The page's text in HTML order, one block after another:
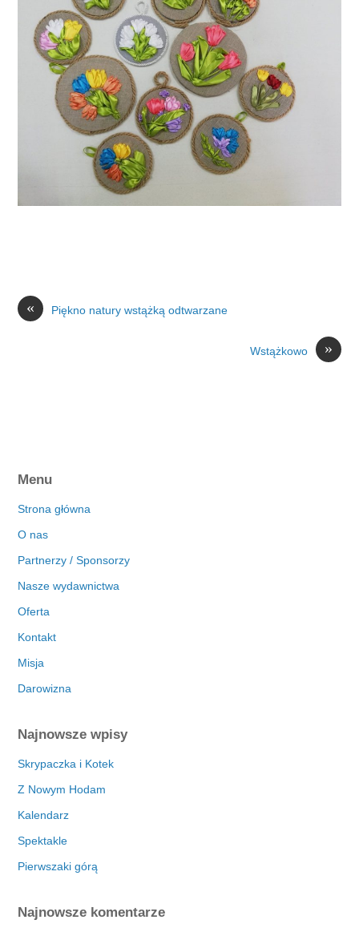
« Piękno natury wstążką odtwarzane
»
Wstążkowo
Menu
Strona główna
O nas
Partnerzy / Sponsorzy
Nasze wydawnictwa
Oferta
Kontakt
Misja
Darowizna
Najnowsze wpisy
Skrypaczka i Kotek
Z Nowym Hodam
Kalendarz
Spektakle
Pierwszaki górą
Najnowsze komentarze